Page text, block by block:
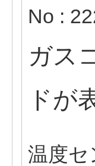
No :
ガス
ドが
温度セ